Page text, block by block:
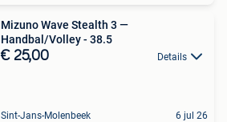
Mizuno Wave Stealth 3 —
Handbal/Volley - 38.5
€ 25,00 Details
Sint-Jans-Molenbeek 6 jul 26